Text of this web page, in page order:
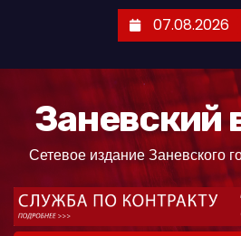
07.08.2026
Заневский
Сетевое издание Заневского